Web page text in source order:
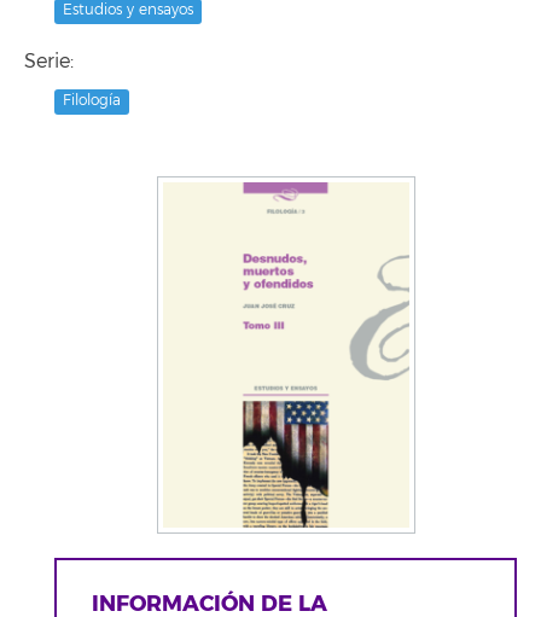
Estudios y ensayos
Serie:
Filología
INFORMACIÓN DE LA